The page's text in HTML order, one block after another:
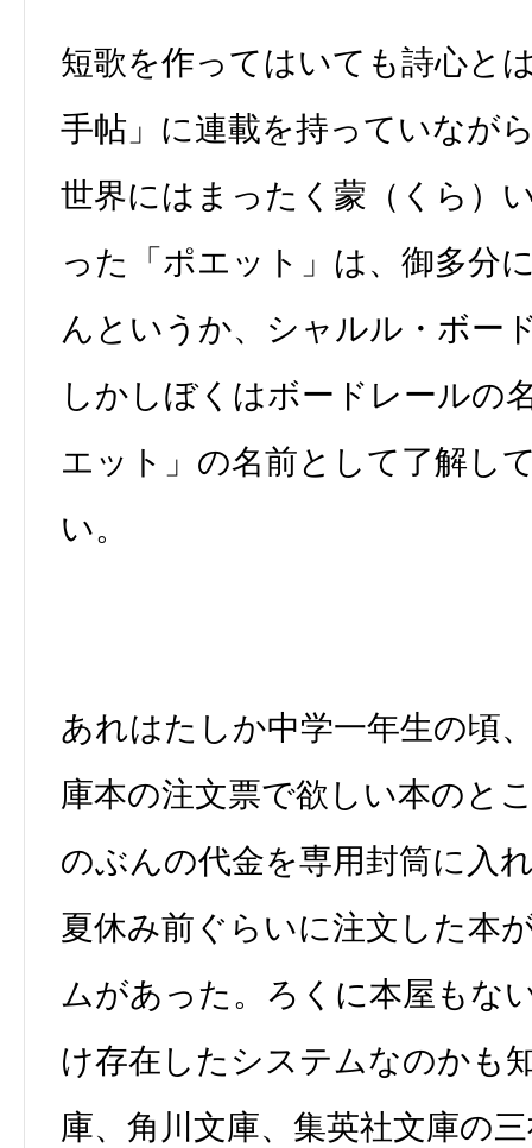
短歌を作ってはいても詩心と
手帖」に連載を持っていなが
世界にはまったく蒙（くら）
った「ポエット」は、御多分
んというか、シャルル・ボー
しかしぼくはボードレールの
エット」の名前として了解し
い。
あれはたしか中学一年生の頃
庫本の注文票で欲しい本のと
のぶんの代金を専用封筒に入
夏休み前ぐらいに注文した本
ムがあった。ろくに本屋もな
け存在したシステムなのかも
庫、角川文庫、集英社文庫の